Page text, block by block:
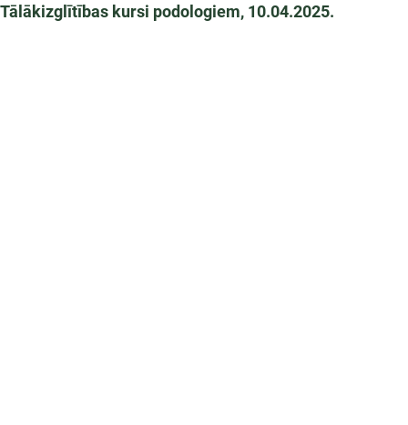
Tālākizglītības kursi podologiem, 10.04.2025.